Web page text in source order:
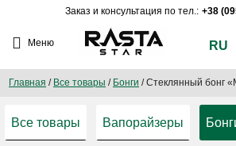
Заказ и консультация по тел.: +38
Меню RU
Главная / Все товары / Бонги /Стеклянный бонг
Все товары Вапорайзеры